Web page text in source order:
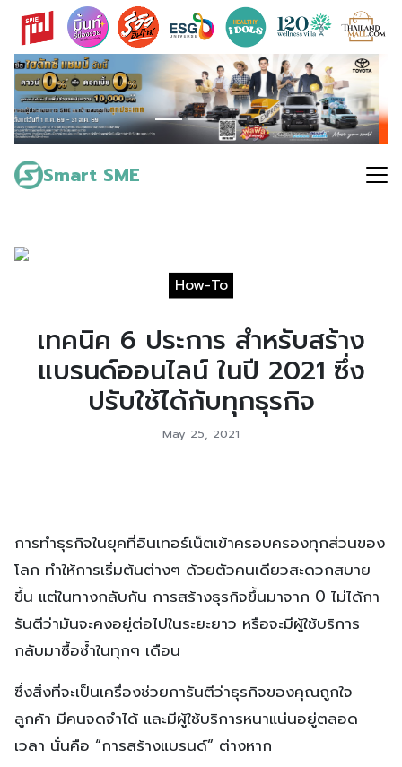
Skip
content
Smart SME
Search
for:
How-To
เทคนิค 6 ประการ สำหรับสร้าง
แบรนด์ออนไลน์ ในปี 2021 ซึ่ง
ปรับใช้ได้กับทุกธุรกิจ
May 25, 2021
การทำธุรกิจในยุคที่อินเทอร์เน็ตเข้าครอบครองทุกส่วนของ
โลก ทำให้การเริ่มต้นต่างๆ ด้วยตัวคนเดียวสะดวกสบาย
ขึ้น แต่ในทางกลับกัน การสร้างธุรกิจขึ้นมาจาก 0 ไม่ได้กา
รันตีว่ามันจะคงอยู่ต่อไปในระยะยาว หรือจะมีผู้ใช้บริการ
กลับมาซื้อซ้ำในทุกๆ เดือน
ซึ่งสิ่งที่จะเป็นเครื่องช่วยการันตีว่าธุรกิจของคุณถูกใจ
ลูกค้า มีคนจดจำได้ และมีผู้ใช้บริการหนาแน่นอยู่ตลอด
เวลา นั่นคือ “การสร้างแบรนด์” ต่างหาก